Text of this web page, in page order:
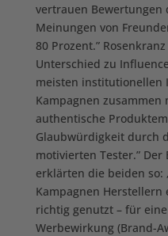
vertrauen Bewertungen
Meinungen von
80 Prozent.”
Unterschied zu
meisten institutionellen
Kampagnen
authentische
Glaubwürdigkeit durch
motivierten Tester.”
erklärten die beiden so:
Kampagnen Herstellern
richtig genutzt – für
Werbewirkung (Brand-